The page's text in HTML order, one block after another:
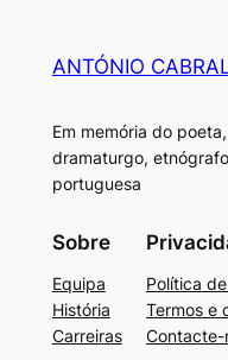
ANTÓNIO
Em memória do
dramaturgo,
portuguesa
Sobre
Equipa
História
Carreiras
Política
Termos e
Contacte-